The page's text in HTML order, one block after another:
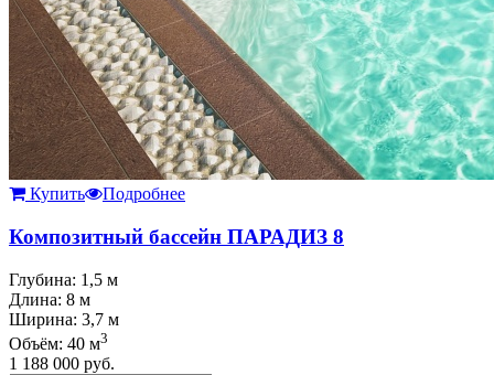
Купить Подробнее
Композитный бассейн ПАРАДИЗ 8
Глубина: 1,5 м
Длина: 8 м
Ширина: 3,7 м
Объём: 40 м3
1 188 000 руб.